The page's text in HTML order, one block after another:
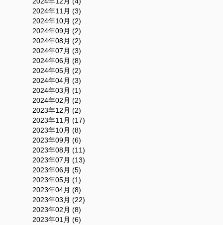
2024年11月 (3)
2024年10月 (2)
2024年09月 (2)
2024年08月 (2)
2024年07月 (3)
2024年06月 (8)
2024年05月 (2)
2024年04月 (3)
2024年03月 (1)
2024年02月 (2)
2023年12月 (2)
2023年11月 (17)
2023年10月 (8)
2023年09月 (6)
2023年08月 (11)
2023年07月 (13)
2023年06月 (5)
2023年05月 (1)
2023年04月 (8)
2023年03月 (22)
2023年02月 (8)
2023年01月 (6)